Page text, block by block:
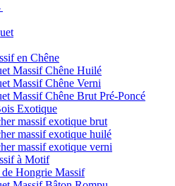
en Chêne
Massif Chêne Huilé
Massif Chêne Verni
Massif Chêne Brut Pré-Poncé
Exotique
massif exotique brut
massif exotique huilé
massif exotique verni
à Motif
Hongrie Massif